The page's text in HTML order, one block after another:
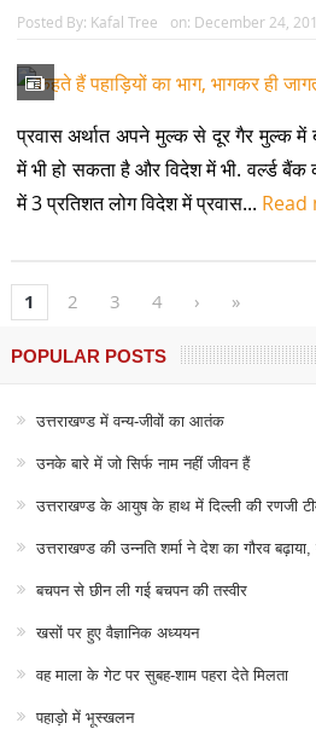
Posted By: Kafal Tree on: December 24,
प्रवास अर्थात अपने मुल्क से दूर गैर मुल्क
में भी हो सकता है और विदेश में भी. वर्ल्ड बैंक
में 3 प्रतिशत लोग विदेश में प्रवास...
1 2 3 4 › »
POPULAR POSTS
उत्तराखण्ड में वन्य-जीवों का आतंक
उनके बारे में जो सिर्फ नाम नहीं जीवन हैं
उत्तराखण्ड के आयुष के हाथ में दिल्ली की रणजी
उत्तराखण्ड की उन्नति शर्मा ने देश का गौरव
बचपन से छीन ली गई बचपन की तस्वीर
खसों पर हुए वैज्ञानिक अध्ययन
वह माला के गेट पर सुबह-शाम पहरा देते मिलता
पहाड़ो में भूस्खलन